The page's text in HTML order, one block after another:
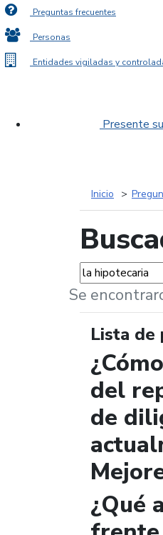
Preguntas frecuentes
Personas
Entidades vigiladas y
Presente
Inicio
Palabras...
Se
Lista de
del
de
¿Qué